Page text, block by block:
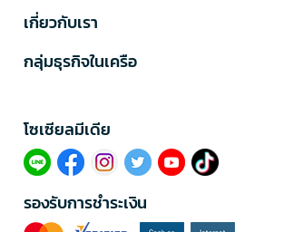
เกี่ยวกับเรา
กลุ่มธุรกิจในเครือ
โซเซียลมีเดีย​
รองรับการชำระเงิน